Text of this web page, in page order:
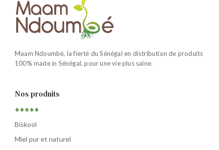
Maam Ndoumbé, la fierté du Sénégal en distribution de produits
100% made in Sénégal, pour une vie plus saine.
Nos produits
Biskool
Miel pur et naturel